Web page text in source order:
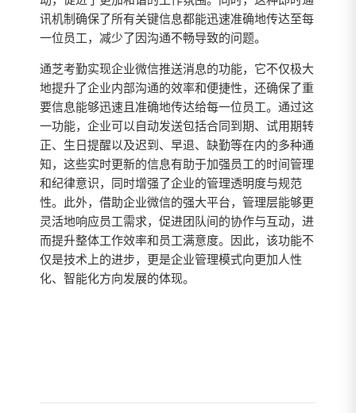
讯机制确保了所有关键信息都能迅速准确地传达至每
一位员工，减少了因沟通不畅导致的问题。
通芝考勤实现企业微信推送消息的功能，它不仅极大
地提升了企业内部沟通的效率和便捷性，还确保了重
要信息能够迅速且准确地传达给每一位员工。通过这
一功能，企业可以自动发送包括合同到期、试用期转
正、生日提醒以及迟到、早退、缺勤等在内的多种通
知，这些实时更新的信息有助于加强员工的时间管理
和纪律意识，同时增强了企业的管理透明度与规范
性。此外，借助企业微信的强大平台，管理层能够更
灵活地响应员工需求，促进团队间的协作与互动，进
而提升整体工作效率和员工满意度。因此，该功能不
仅是技术上的进步，更是企业管理模式向更加人性
化、智能化方向发展的体现。